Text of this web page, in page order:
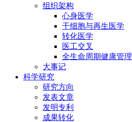
组织架构
心身医学
干细胞与再生医学
转化医学
医工交叉
全生命周期健康管理
大事记
科学研究
研究方向
发表文章
发明专利
成果转化